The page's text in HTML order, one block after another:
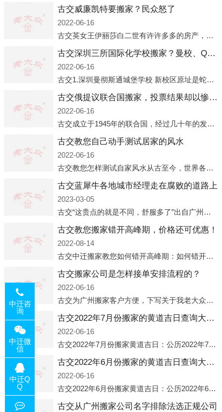
古交威廉凯特要搬家？民众怒了
2022-06-16
古交英女王伊丽莎白二世有许许多多的房产，遍布英国各地。而作为英女王的亲孙子、未来的英国国王，威廉王子自然也能享受到女王的房产。目前，威廉凯特以及三个孩子有两个经常居住的地点，一处是位于伦敦的肯辛顿宫，一处
古交深圳三所国际化学校搬家？曼校、QSI、南山中英文搬走了
2022-06-16
古交1.深圳曼彻斯通城堡学校 新校区原址是蛇口国际据悉，此次曼彻斯通城堡学校搬迁到蛇口新校区的开办与蛇口外籍人员子女学校（蛇口国际）有很大的关联。2021年，太子湾实验部就宣布在2022年正式并入蛇口外籍
古交俄提议联合国搬家，投票结果却以惨败收场
2022-06-16
古交成立于1945年的联合国，经过几十年的发展，如今拥有193个成员国。拥有如此众多会员国的联合国，可以说是世界上最具代表性的国际组织，也是世界上分量最重、有着较高话语权的国际组织。但以美国为首的西方国家
古交教您自己动手测试居家的风水
2022-06-16
古交教您怎样测试自家风水从古至今，世界各地的人们都在研究人在乾坤中的位置以及它们所形成的关系。通过探究季节转换、星象变化，并且在所观测到的自然规律的指导下，人们开始认识到居住在不同住宅中的人，其一生中的财
古交蓝犀牛各地城市经理走在腐败的道路上
2023-03-05
古交“这贵点的就是不同，舒服多了”出自广州运营邓经理的口中。2023年开年刚出来，三个司机（加盟蓝犀牛的个人队伍）便请广州经理去佛山娱乐场所大消费了一次，据知悉一晚消费达一万多，由三人平摊费用，燃鹅这样的
古交教您搬家错开高峰期，价格还可优惠！
2022-08-14
古交中迁搬家教您如何错开高峰期：如何错开高峰期搬家，中迁搬家做了一些电话数据统计和分析，发现市民中午2点左右访问网站的人是最多的，电话咨询是早上9点左右是最多的，预约搬家周六和周日是最多的，网上QQ微
古交搬家公司是怎样接单安排流程的？
2022-06-16
古交为广州搬家客户方便，下写关于我老大众搬家公司接单的流程，九条给搬家朋友参考，了解搬家公司工序，免去搬家时的没有准备好的工作，给您及时快速的搬好家。一．电话咨询：专人接待客户电话咨询，初步了解客户搬 家
古交2022年7月份搬家的黄道吉日查询大全一览表哪天适合搬家好日子
2022-06-16
古交2022年7月份搬家黄道吉日：公历2022年7月6日 农历六月初八 星期三 冲虎(甲寅)公历2022年7月12日 农历六月十四 星期二 冲猴(庚申)公历2022年7月13日 农历六月十五 星期三 冲鸡
古交2022年6月份搬家的黄道吉日查询大全一览表哪天适合搬家好日子
2022-06-16
古交2022年6月份搬家黄道吉日：公历2022年6月1日 农历五月初三 星期三 冲兔(己卯)公历2022年6月4日 农历五月初六 星期六 冲马(壬午)公历2022年6月8日 农历五月初十 星期三 冲狗(丙
古交从广州搬家公司名字排除法选正规公司
中迁咨
询
中迁微
信
中迁Q
Q